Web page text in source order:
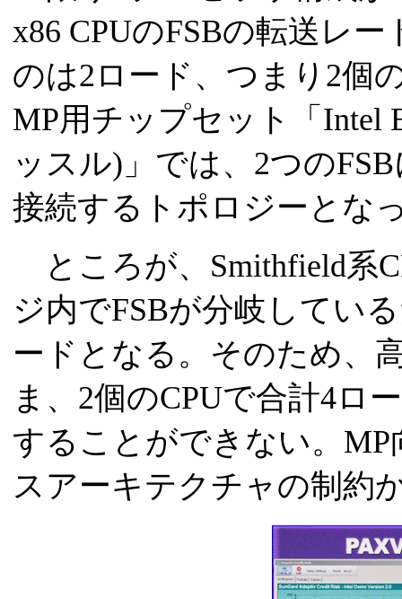
x86 CPUのFSBの転送レ
のは2ロード、つまり2個
MP用チップセット「Intel
ッスル)」では、2つの
接続するトポロジーとな
ところが、Smithfield系
ジ内でFSBが分岐してい
ードとなる。そのため、
ま、2個のCPUで合計4ロ
することができない。
スアーキテクチャの制約